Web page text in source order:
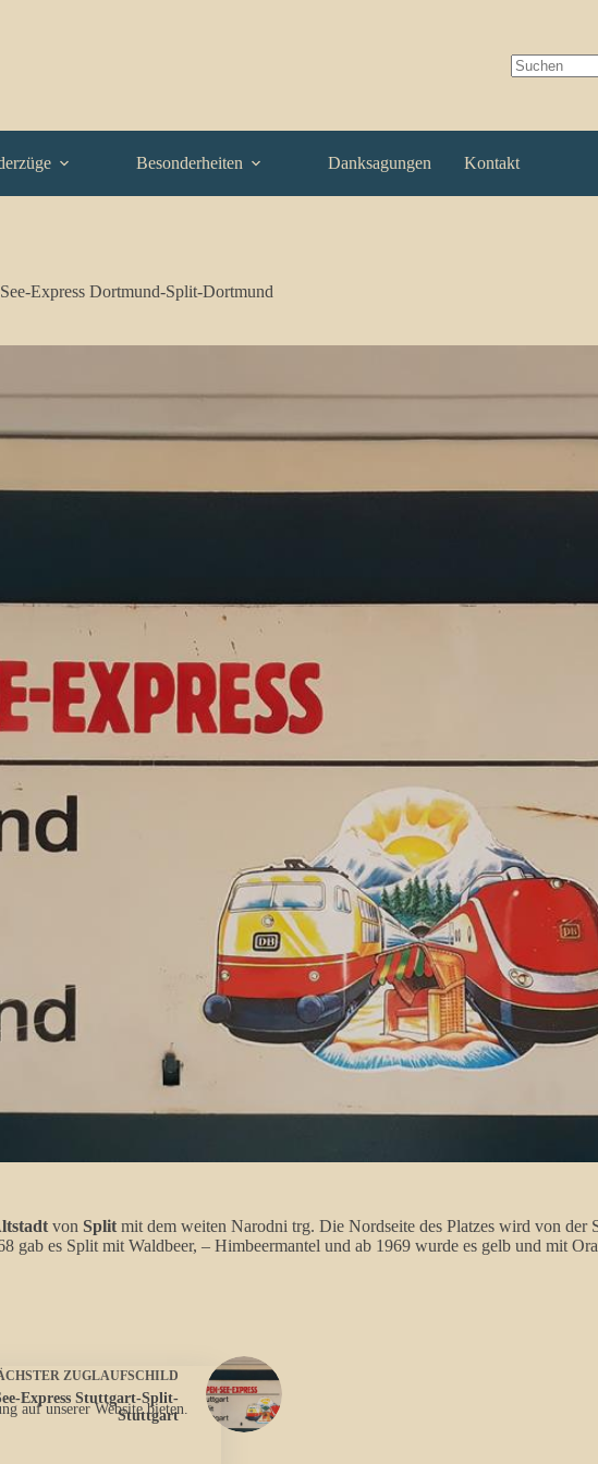
auf unserer Website bieten.
Besonderheiten Danksagungen Kontakt
Express Dortmund-Split-Dortmund
von Split mit dem weiten Narodni trg. Die Nordseite des Platzes wird von der
gab es Split mit Waldbeer, – Himbeermantel und ab 1969 wurde es gelb und mit
ZUGLAUFSCHILD
Express Stuttgart-Split-
Stuttgart